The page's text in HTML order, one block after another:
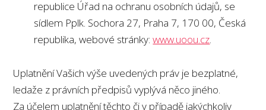
republice Úřad na ochranu osobních údajů, se
sídlem Pplk. Sochora 27, Praha 7, 170 00, Česká
republika, webové stránky:www.uoou.cz.
Uplatnění Vašich výše uvedených práv je bezplatné,
ledaže z právních předpisů vyplývá něco jiného.
Za účelem uplatnění těchto či v případě jakýchkoliv